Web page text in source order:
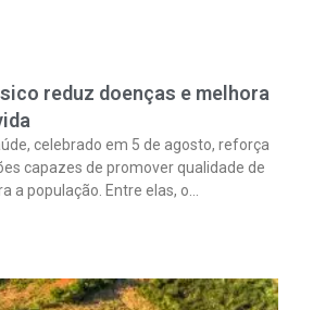
reduz doenças e melhora
celebrado em 5 de agosto, reforça
capazes de promover qualidade de
a população. Entre elas, o
de esgoto contribui
de saúde pública.